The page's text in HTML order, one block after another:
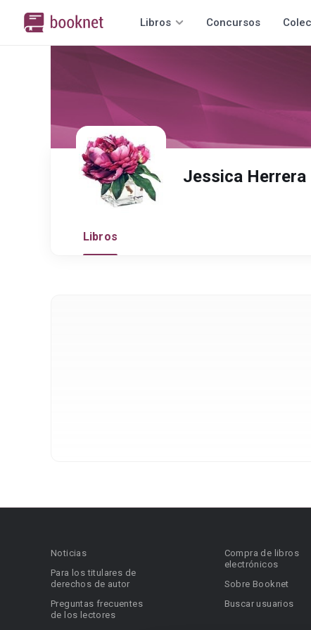
Libros Concursos
Jessica Herrera
Libros
Noticias
Para los titulares de
derechos de autor
Preguntas frecuentes
de los lectores
Compra de libros
electrónicos
Sobre Booknet
Buscar usuarios